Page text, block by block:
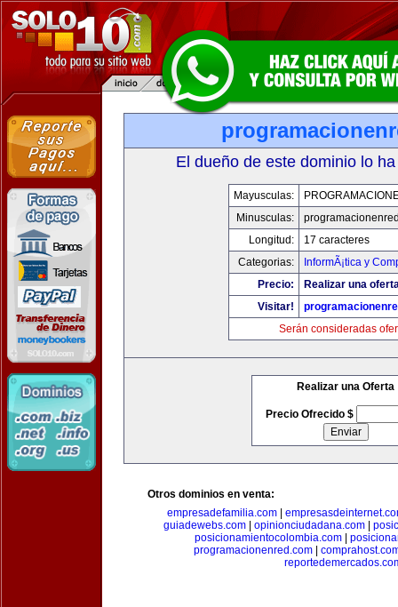
El dueño de este dominio lo
Mayusculas:
Minusculas:
Longitud:
17 caracteres
Categorias:
InformÃ¡tica y
Precio:
Realizar una
Visitar!
Serán consideradas
Realizar una Oferta
Precio Ofrecido $
Otros dominios en venta:
empresadefamilia.com
guiadewebs.com
opinionciudadana.com
posicionamientocolombia.com|
programacionenred.com